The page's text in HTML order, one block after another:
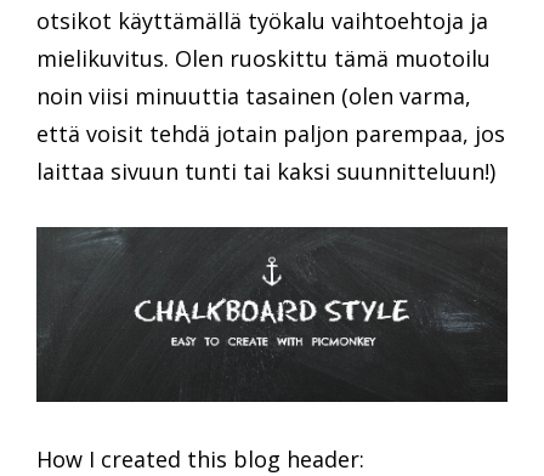
otsikot käyttämällä työkalu vaihtoehtoja ja
mielikuvitus. Olen ruoskittu tämä muotoilu
noin viisi minuuttia tasainen (olen varma,
että voisit tehdä jotain paljon parempaa, jos
laittaa sivuun tunti tai kaksi suunnitteluun!)
How I created this blog header: